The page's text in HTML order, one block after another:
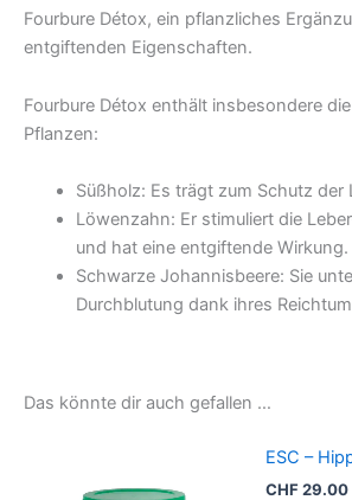
Fourbure Détox, ein pflanzliches
entgiftenden Eigenschaften.
Fourbure Détox enthält insbesondere
Pflanzen:
Süßholz: Es trägt zum Schutz der
Löwenzahn: Er stimuliert die
und hat eine entgiftende Wirkung.
Schwarze Johannisbeere: Sie
Durchblutung dank ihres
Das könnte dir auch gefallen …
ESC –
CHF29.00